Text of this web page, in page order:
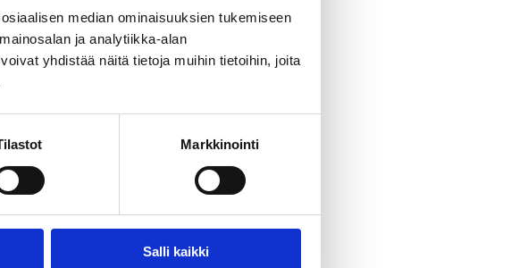
median ominaisuuksien tukemiseen
ja analytiikka-alan
yhdistää näitä tietoja muihin tietoihin, joita
Markkinointi
Salli kaikki